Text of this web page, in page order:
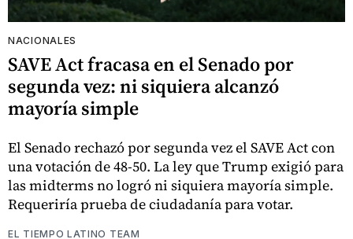
NACIONALES
SAVE Act fracasa en el Senado por
segunda vez: ni siquiera alcanzó
mayoría simple
El Senado rechazó por segunda vez el SAVE Act con
una votación de 48-50. La ley que Trump exigió para
las midterms no logró ni siquiera mayoría simple.
Requeriría prueba de ciudadanía para votar.
EL TIEMPO LATINO TEAM